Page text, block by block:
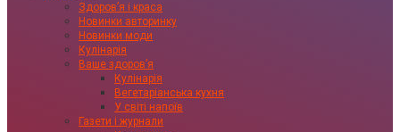
Здоровʼя і краса
Новинки авторинку
Новинки моди
Кулінарія
Ваше здоровʼя
Кулінарія
Вегетаріанська кухня
У світі напоїв
Газети і журнали